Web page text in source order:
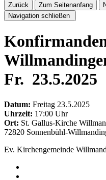
Zurück Zum Seitenanfang
Navigation schließen
Fr. 23.5.2025
Datum: Freitag 23.5.2025
Uhrzeit: 17:00 Uhr
Ort: St. Gallus-Kirche
72820 Sonnenbühl-
Ev. Kirchengemeinde